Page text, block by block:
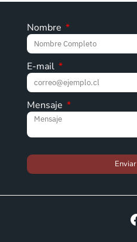
Nombre
E-mail
Mensaje
Enviar